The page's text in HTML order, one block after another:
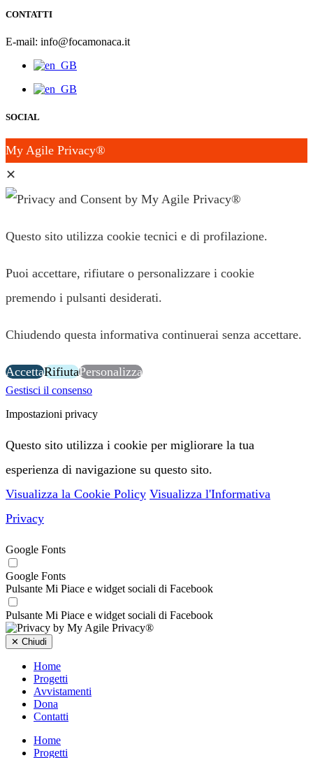
CONTATTI
E-mail: info@focamonaca.it
SOCIAL
My Agile Privacy®
✕
Questo sito utilizza cookie tecnici e di profilazione.
Puoi accettare, rifiutare o personalizzare i cookie
premendo i pulsanti desiderati.
Chiudendo questa informativa continuerai senza accettare.
AccettaRifiutaPersonalizza
Gestisci il consenso
Impostazioni privacy
Questo sito utilizza i cookie per migliorare la tua
esperienza di navigazione su questo sito.
Visualizza la Cookie Policy Visualizza l'Informativa
Privacy
Google Fonts
Google Fonts
Pulsante Mi Piace e widget sociali di Facebook
Pulsante Mi Piace e widget sociali di Facebook
✕ Chiudi
Home
Progetti
Avvistamenti
Dona
Contatti
Home
Progetti